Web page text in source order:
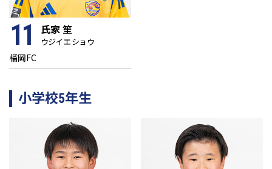
氏家 笙
ウジイエ ショウ
11
榴岡FC
小学校5年生